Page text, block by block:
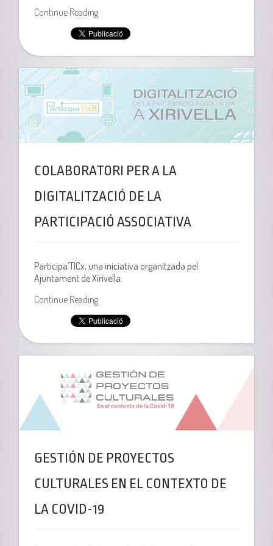
Continue Reading
COLABORATORI PER A LA
DIGITALITZACIÓ DE LA
PARTICIPACIÓ ASSOCIATIVA
Participa’TICx, una iniciativa organitzada pel
Ajuntament de Xirivella.
Continue Reading
GESTIÓN DE PROYECTOS
CULTURALES EN EL CONTEXTO DE
LA COVID-19